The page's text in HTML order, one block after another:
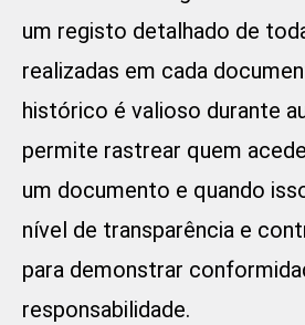
um registo detalhado de
realizadas em cada
histórico é valioso durante
permite rastrear quem
um documento e quando
nível de transparência e
para demonstrar
responsabilidade.